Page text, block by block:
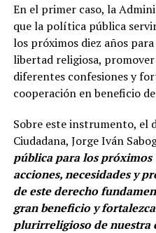
En el primer caso, la
que la política pública
los próximos diez años
libertad religiosa,
diferentes confesiones y
cooperación en beneficio
Sobre este instrumento, el
Ciudadana, Jorge Iván
pública para los próximos
acciones, necesidades y
de este derecho
gran beneficio y
plurirreligioso de nuestra